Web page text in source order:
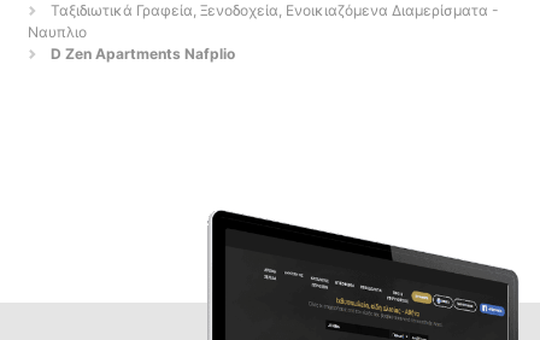
Ταξιδιωτικά Γραφεία, Ξενοδοχεία, Ενοικιαζόμενα Διαμερίσματα -
Ναυπλιο
D Zen Apartments Nafplio